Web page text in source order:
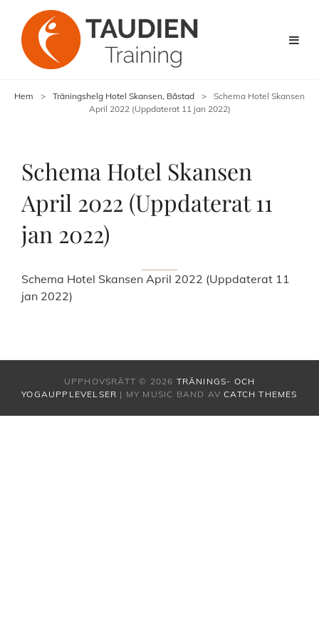
Hem > Träningshelg Hotel Skansen, Båstad >
Schema Hotel Skansen
April 2022 (Uppdaterat 11 jan 2022)
Schema Hotel Skansen
April 2022 (Uppdaterat 11
jan 2022)
Schema Hotel Skansen April 2022 (Uppdaterat 11
jan 2022)
UPPHOVSRÄTT © 2026 TRÄNINGS- OCH
YOGAUPPLEVELSER | MY MUSIC BAND AVCATCH THEMES